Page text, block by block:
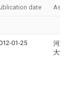
date
01-25
河北
大学